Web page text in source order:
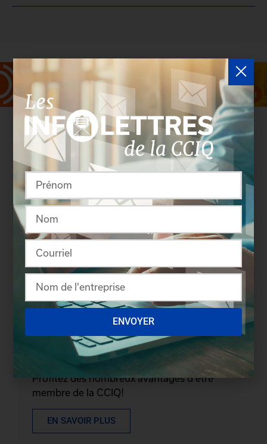
Rassembler pour créer
Devenez membre
Profitez des nombreux avantages d'être
membre de la CCIQ!
EN SAVOIR PLUS
ENVOYER